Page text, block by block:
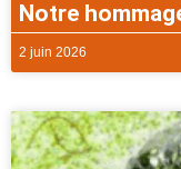
Notre
2 juin 2026